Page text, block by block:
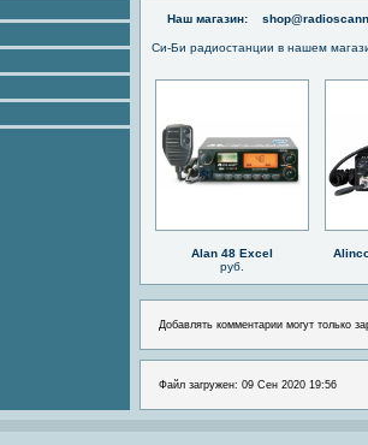
Наш магазин:
Си-Би радиостанции в нашем
Alan 48 Excel
руб.
Добавлять комментарии могут только
Файл загружен: 09 Сен 2020 19:56